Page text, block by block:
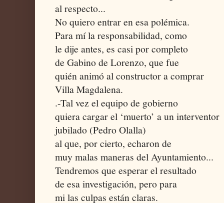
al respecto...
No quiero entrar en esa polémica.
Para mí la responsabilidad, como
le dije antes, es casi por completo
de Gabino de Lorenzo, que fue
quién animó al constructor a comprar
Villa Magdalena.
.-Tal vez el equipo de gobierno
quiera cargar el ‘muerto’ a un interventor
jubilado (Pedro Olalla)
al que, por cierto, echaron de
muy malas maneras del Ayuntamiento...
Tendremos que esperar el resultado
de esa investigación, pero para
mi las culpas están claras.